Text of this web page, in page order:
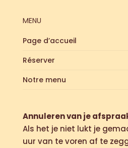
MENU
Page d’accueil
Réserver
Notre menu
Annuleren van je
Als het je niet lukt je
uur van te voren af te